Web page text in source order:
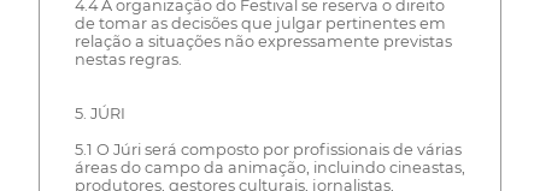
4.4 A organização do Festival se reserva o direito
de tomar as decisões que julgar pertinentes em
relação a situações não expressamente previstas
nestas regras.
5. JÚRI
5.1 O Júri será composto por profissionais de várias
áreas do campo da animação, incluindo cineastas,
produtores, gestores culturais, jornalistas,